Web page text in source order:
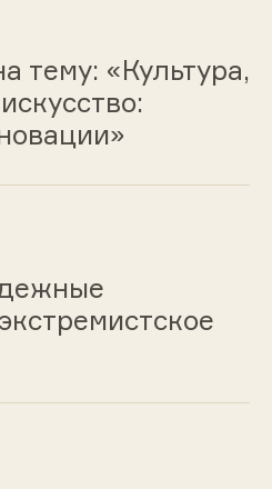
тему: «Культура,